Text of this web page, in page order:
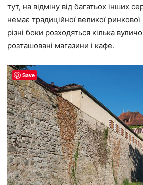
тут, на відміну від багатьох інших
немає традиційної великої
різні боки розходяться кілька
розташовані магазини і кафе.
Save